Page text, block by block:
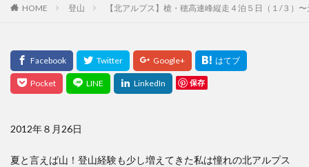
HOME 登山 【北アルプス】槍・穂高連峰縦走４泊５日（１/３）
保存
2012年８月26日
夏と言えば山！登山経験も少し増えてきた私は憧れの北アルプス